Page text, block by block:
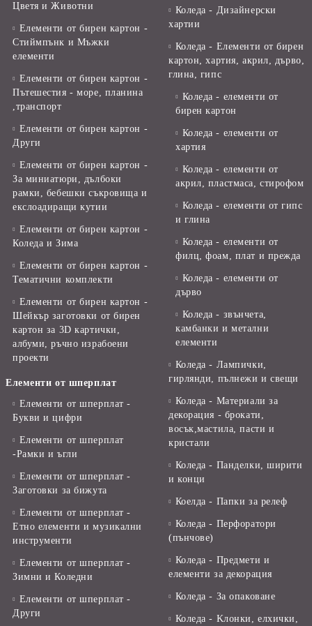
Цветя и Животни
Елементи от бирен картон -
Стиймпънк и Мъжки
елементи
Елементи от бирен картон -
Пътешестия - море, планина
,транспорт
Елементи от бирен картон -
Други
Елементи от бирен картон -
За миниатюри, дълбоки
рамки, бебешки съкровища и
екслоадиращи кутии
Елементи от бирен картон -
Коледа и Зима
Елементи от бирен картон -
Тематични комплекти
Елементи от бирен картон -
Шейкър заготовки от бирен
картон за 3D картички,
албуми, ръчно израбоени
проекти
Елементи от шперплат
Елементи от шперплат -
Букви и цифри
Елементи от шперплат
-Рамки и ъгли
Елементи от шперплат -
Заготовки за бижута
Елементи от шперплат -
Етно елементи и музикални
инструменти
Елементи от шперплат -
Зимни и Коледни
Елементи от шперплат -
Други
Коледа - Дизайнерски
хартии
Коледа - Eлементи от бирен
картон, хартия, акрил, дърво,
глина, гипс
Коледа - елементи от
бирен картон
Коледа - елементи от
хартия
Коледа - елементи от
акрил, пластмаса, стирофом
Коледа - елементи от гипс
и глина
Коледа - елементи от
филц, фоам, плат и прежда
Коледа - елементи от
дърво
Коледа - звънчета,
камбанки и метални
елементи
Коледа - Лампички,
гирлянди, пълнежи и свещи
Коледа - Материали за
декорация - брокати,
восък,мастила, пасти и
кристали
Коледа - Панделки, ширити
и конци
Коелда - Папки за релеф
Коледа - Перфоратори
(пънчове)
Коледа - Предмети и
елементи за декорация
Коледа - За опаковане
Коледа - Kлонки, елхички,